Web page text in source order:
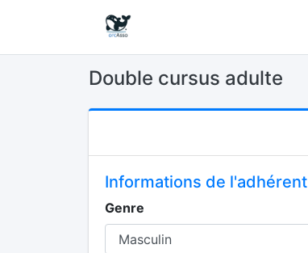
Double cursus adulte
Informations de l'adhérent
Genre